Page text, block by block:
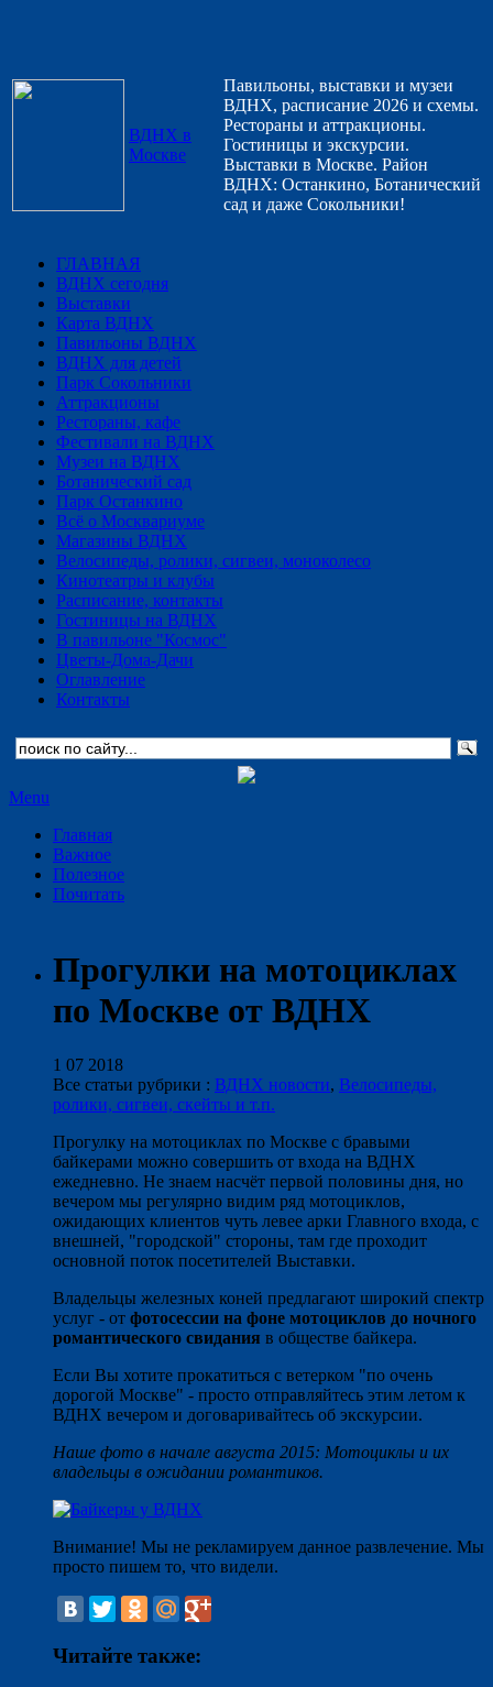
ВДНХ в
Москве
Павильоны, выставки и музеи
ВДНХ, расписание 2026 и схемы.
Рестораны и аттракционы.
Гостиницы и экскурсии.
Выставки в Москве. Район
ВДНХ: Останкино, Ботанический
сад и даже Сокольники!
ГЛАВНАЯ
ВДНХ сегодня
Выставки
Карта ВДНХ
Павильоны ВДНХ
ВДНХ для детей
Парк Сокольники
Аттракционы
Рестораны, кафе
Фестивали на ВДНХ
Музеи на ВДНХ
Ботанический сад
Парк Останкино
Всё о Москвариуме
Магазины ВДНХ
Велосипеды, ролики, сигвеи, моноколесо
Кинотеатры и клубы
Расписание, контакты
Гостиницы на ВДНХ
В павильоне "Космос"
Цветы-Дома-Дачи
Оглавление
Контакты
Menu
Главная
Важное
Полезное
Почитать
Прогулки на мотоциклах
по Москве от ВДНХ
1 07 2018
Все статьи рубрики : ВДНХ новости, Велосипеды,
ролики, сигвеи, скейты и т.п.
Прогулку на мотоциклах по Москве с бравыми
байкерами можно совершить от входа на ВДНХ
ежедневно. Не знаем насчёт первой половины дня, но
вечером мы регулярно видим ряд мотоциклов,
ожидающих клиентов чуть левее арки Главного входа, с
внешней, "городской" стороны, там где проходит
основной поток посетителей Выставки.
Владельцы железных коней предлагают широкий спектр
услуг - от фотосессии на фоне мотоциклов до ночного
романтического свидания в обществе байкера.
Если Вы хотите прокатиться с ветерком "по очень
дорогой Москве" - просто отправляйтесь этим летом к
ВДНХ вечером и договаривайтесь об экскурсии.
Наше фото в начале августа 2015: Мотоциклы и их
владельцы в ожидании романтиков.
Внимание! Мы не рекламируем данное развлечение. Мы
просто пишем то, что видели.
Читайте также: